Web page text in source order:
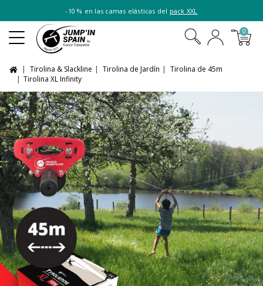
-10 % en las camas elásticas del pack XXL
0
Tirolina & Slackline Tirolina de Jardín
Tirolina de 45m
Tirolina XL Infinity